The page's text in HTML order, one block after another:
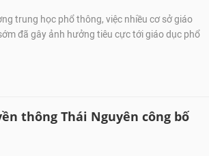
trung học phổ thông, việc nhiều cơ sở giáo
đã gây ảnh hưởng tiêu cực tới giáo dục phổ
thông Thái Nguyên công bố